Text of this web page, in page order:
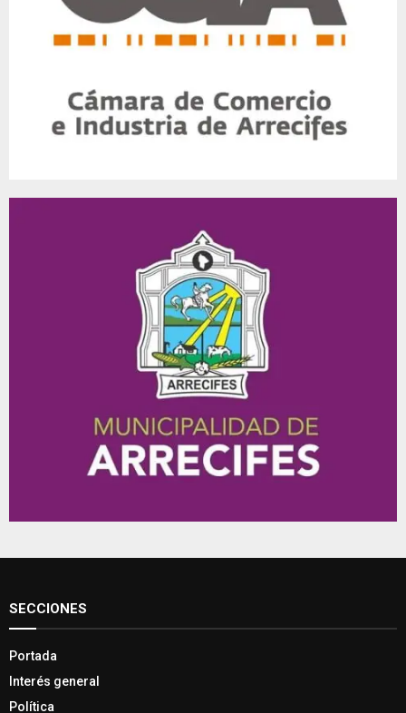
SECCIONES
Portada
Interés general
Política